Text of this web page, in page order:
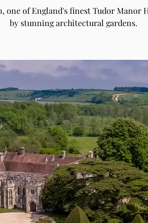
one of England's finest Tudor Manor
by stunning architectural gardens.